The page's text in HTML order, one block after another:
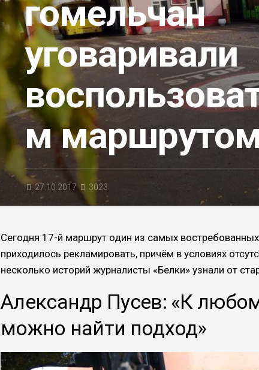
гомельчан
уговаривали
м
27.10.2017 3023
Сегодня 17-й маршрут один из самых
приходилось рекламировать, причём в условиях
несколько историй журналисты «Белки» узнали от
Александр Пусев: «К
можно найти подход»